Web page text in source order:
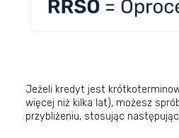
Jeżeli kredyt jest
więcej niż kilka lat), możesz
przybliżeniu, stosując